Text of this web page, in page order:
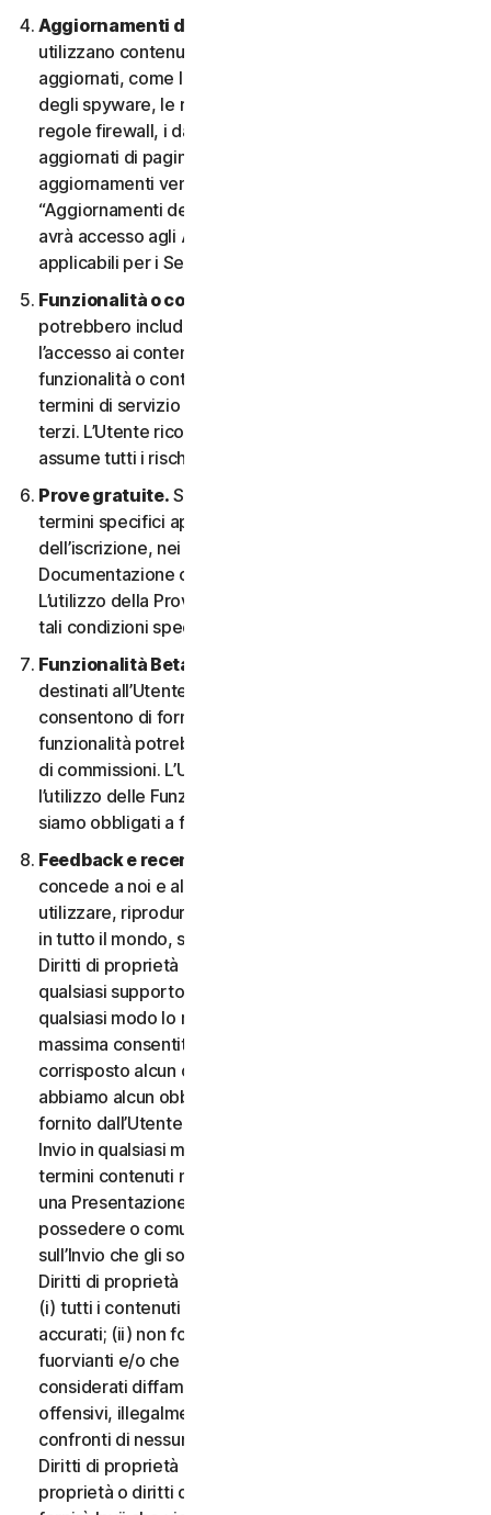
Aggiornamenti dei contenuti.
utilizzano contenuti che vengono periodicamente
aggiornati, come le definizioni dei virus, le definizioni
degli spyware, le regole antispam, gli elenchi URL, le
regole firewall, i dati di vulnerabilità e gli elenchi
aggiornati di pagine web autenticate. Questi
aggiornamenti vengono definiti collettivamente
“Aggiornamenti dei contenuti”. In tal caso, l’Utente
avrà accesso agli Aggiornamenti dei contenuti
applicabili per i Servizi durante il Periodo del Servizio.
Funzionalità o contenuti di terzi.
potrebbero includere funzionalità di terzi o consentire
l’accesso ai contenuti di un sito Web di terzi. Tali
funzionalità o contenuti possono essere soggetti ai
termini di servizio e alle informative sulla privacy di tali
terzi. L’Utente riconosce la sola responsabilità e si
assume tutti i rischi derivanti dall’uso di risorse di terzi.
Prove gratuite. Se offriamo una Prova gratuita, i
termini specifici applicabili saranno forniti al momento
dell’iscrizione, nei materiali promozionali e/o nella
Documentazione che ne descrivono i dettagli.
L’utilizzo della Prova gratuita è soggetto al rispetto di
tali condizioni specifiche.
Funzionalità Beta.
destinati all’Utente le funzionalità Beta che
consentono di fornire feedback. L’utilizzo di tali
funzionalità potrebbe essere soggetto al pagamento
di commissioni. L’Utente comprende e accetta che
l’utilizzo delle Funzionalità Beta è volontario e non
siamo obbligati a fornire alcuna Funzionalità Beta.
Feedback e recensioni.
concede a noi e alle nostre affiliate l’autorizzazione a
utilizzare, riprodurre, copiare e tradurre il proprio Invio
in tutto il mondo, secondo i termini di protezione dei
Diritti di proprietà intellettuale, in qualsiasi forma e su
qualsiasi supporto, senza alcuna restrizione e in
qualsiasi modo lo riteniamo opportuno, nella misura
massima consentita dalla legge applicabile. Non sarà
corrisposto alcun compenso per l’uso dell’Invio. Non
abbiamo alcun obbligo di pubblicare o utilizzare l’Invio
fornito dall’Utente e possiamo rimuovere qualsiasi
Invio in qualsiasi momento, in particolare se viola i
termini contenuti nel presente documento. Fornendo
una Presentazione, l’Utente dichiara e garantisce di
possedere o comunque controllare tutti i diritti
sull’Invio che gli sono necessari per fornirlo, inclusi i
Diritti di proprietà intellettuale. L’Utente accetta che:
(i) tutti i contenuti dei propri Invii devono essere
accurati; (ii) non fornirà Invii ritenuti falsi, inesatti o
fuorvianti e/o che possano essere ragionevolmente
considerati diffamatori, calunniosi, deprecabili,
offensivi, illegalmente intimidatori o molesti nei
confronti di nessuno; (iii) non fornirà Invii che violano i
Diritti di proprietà intellettuale di terzi o altri diritti di
proprietà o diritti di pubblicità o privacy; (iv) non